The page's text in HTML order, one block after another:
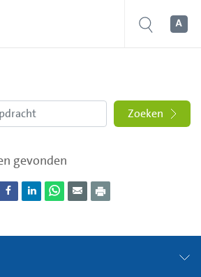
Zoeken
gevonden